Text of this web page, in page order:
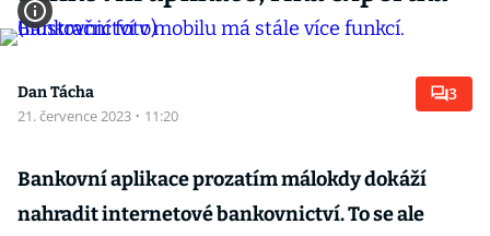
Dan Tácha
21. července 2023 · 11:20
3
Bankovní aplikace prozatím málokdy dokáží
nahradit internetové bankovnictví. To se ale